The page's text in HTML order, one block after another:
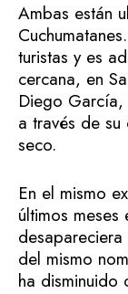
Ambas están
turistas y es
cercana, en
Diego García,
a través de
seco.
En el mismo
últimos
del mismo
ha disminuido